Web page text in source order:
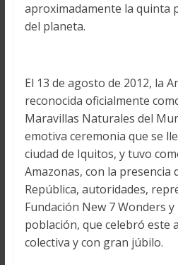
aproximadamente la quinta
del planeta.
El 13 de agosto de 2012, la
reconocida oficialmente
Maravillas Naturales del
emotiva ceremonia que se
ciudad de Iquitos, y tuvo
Amazonas, con la presencia
República, autoridades,
Fundación New 7 Wonders
población, que celebró este
colectiva y con gran júbilo.